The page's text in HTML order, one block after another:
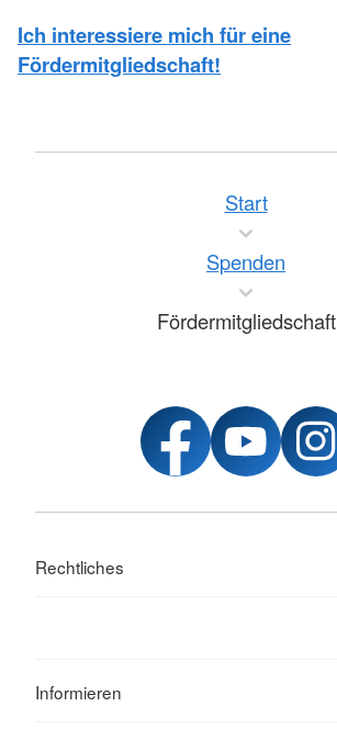
Ich interessiere mich für eine
Fördermitgliedschaft!
Start
Spenden
Fördermitgliedschaft
Rechtliches
Informieren